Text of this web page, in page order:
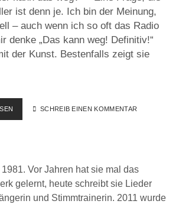
ist denn je. Ich bin der Meinung,
– auch wenn ich so oft das Radio
denke „Das kann weg! Definitiv!“
der Kunst. Bestenfalls zeigt sie
DAS
DAS
SCHREIB EINEN KOMMENTAR
Vor Jahren hat sie mal das
gelernt, heute schreibt sie Lieder
und Stimmtrainerin. 2011 wurde